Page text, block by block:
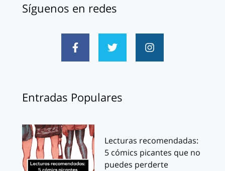
Síguenos en redes
Entradas Populares
Lecturas recomendadas:
5 cómics picantes que no
puedes perderte